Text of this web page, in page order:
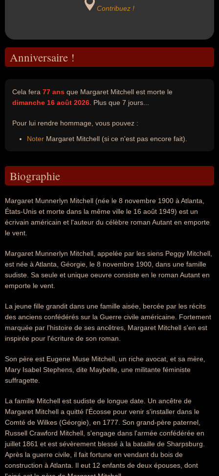
Contribuez !
Anniversaire !
Cela fera 77 ans que Margaret Mitchell est morte le
dimanche 16 août 2026 . Plus que 7 jours...
Pour lui rendre hommage, vous pouvez :
Noter Margaret Mitchell (si ce n'est pas encore fait).
Biographie
Margaret Munnerlyn Mitchell (née le 8 novembre 1900 à Atlanta,
États-Unis et morte dans la même ville le 16 août 1949) est un
écrivain américain et l'auteur du célèbre roman Autant en emporte
le vent.
Margaret Munnerlyn Mitchell, appelée par les siens Peggy Mitchell,
est née à Atlanta, Géorgie, le 8 novembre 1900, dans une famille
sudiste. Sa seule et unique oeuvre consiste en le roman Autant en
emporte le vent.
La jeune fille grandit dans une famille aisée, bercée par les récits
des anciens confédérés sur la Guerre civile américaine. Fortement
marquée par l'histoire de ses ancêtres, Margaret Mitchell s'en est
inspirée pour l'écriture de son roman.
Son père est Eugene Muse Mitchell, un riche avocat, et sa mère,
Mary Isabel Stephens, dite Maybelle, une militante féministe
suffragette.
La famille Mitchell est sudiste de longue date. Un ancêtre de
Margaret Mitchell a quitté l'Écosse pour venir s'installer dans le
Comté de Wilkes (Géorgie), en 1777. Son grand-père paternel,
Russell Crawford Mitchell, s'engage dans l'armée confédérée en
juillet 1861 et est sévèrement blessé à la bataille de Sharpsburg.
Après la guerre civile, il fait fortune en vendant du bois de
construction à Atlanta. Il eut 12 enfants de deux épouses, dont